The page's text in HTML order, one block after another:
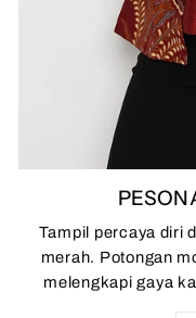
Tampil percaya diri
merah. Potongan
melengkapi gaya